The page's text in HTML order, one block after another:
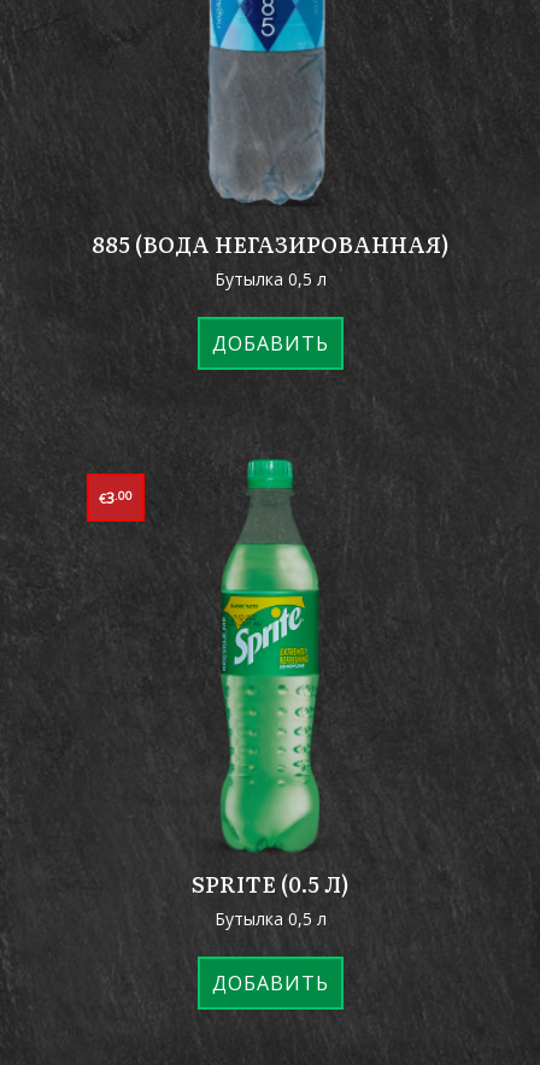
885 (ВОДА НЕГАЗИРОВАННАЯ)
Бутылка 0,5 л
ДОБАВИТЬ
SPRITE (0.5 Л)
Бутылка 0,5 л
€3.00
ДОБАВИТЬ